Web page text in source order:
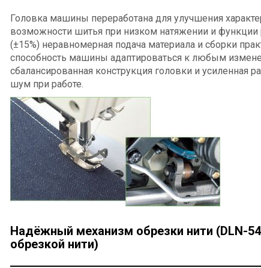
Головка машины переработана для улучшения
возможности шитья при низком натяжении и
(±15%) неравномерная подача материала и сборки
способность машины адаптироваться к любым
сбалансированная конструкция головки и усиленная
шум при работе.
Надёжный механизм обрезки нити (DLN-
обрезкой нити)